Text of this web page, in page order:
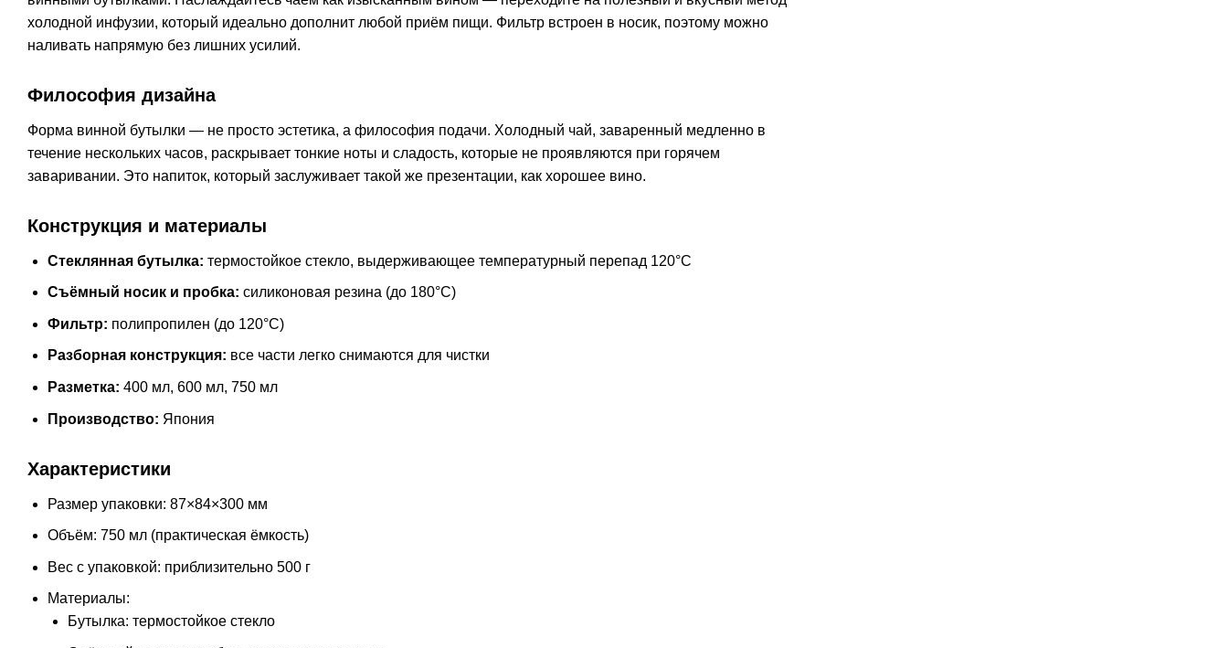
холодной инфузии, который идеально дополнит любой приём пищи. Фильтр встроен в носик, поэтому можно
наливать напрямую без лишних усилий.
Философия дизайна
Форма винной бутылки — не просто эстетика, а философия подачи. Холодный чай, заваренный медленно в
течение нескольких часов, раскрывает тонкие ноты и сладость, которые не проявляются при горячем
заваривании. Это напиток, который заслуживает такой же презентации, как хорошее вино.
Конструкция и материалы
Стеклянная бутылка: термостойкое стекло, выдерживающее температурный перепад 120°C
Съёмный носик и пробка: силиконовая резина (до 180°C)
Фильтр: полипропилен (до 120°C)
Разборная конструкция: все части легко снимаются для чистки
Разметка: 400 мл, 600 мл, 750 мл
Производство: Япония
Характеристики
Размер упаковки: 87×84×300 мм
Объём: 750 мл (практическая ёмкость)
Вес с упаковкой: приблизительно 500 г
Материалы:
Бутылка: термостойкое стекло